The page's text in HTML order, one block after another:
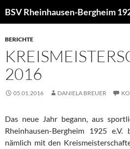
Inhalt
BERICHTE
2016
05.01.2016 DANIELA BREUER
Das neue Jahr begann, aus
Rheinhausen-Bergheim 1925 e.V.
nämlich mit den